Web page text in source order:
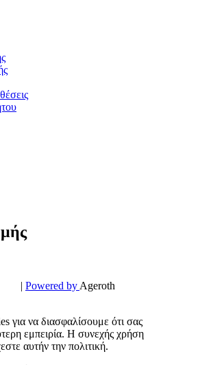
| Powered by Ageroth
για να διασφαλίσουμε ότι σας
εμπειρία. Η συνεχής χρήση
αυτήν την πολιτική.